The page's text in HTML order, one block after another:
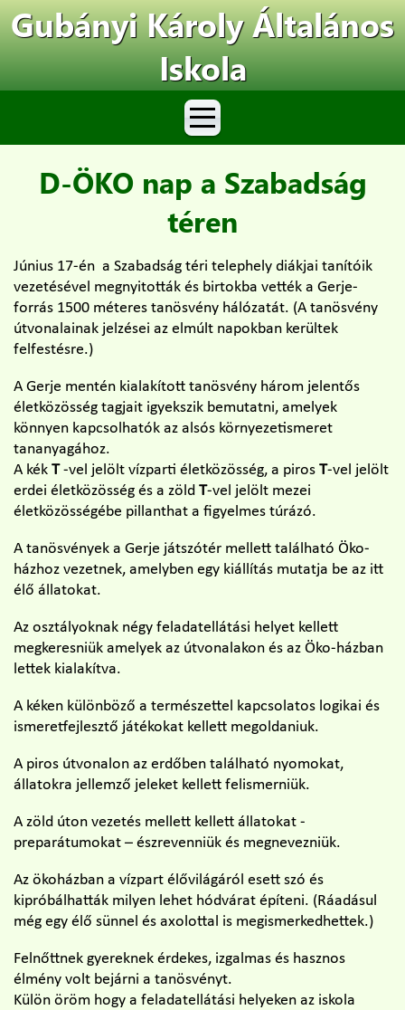
Gubányi Károly Általános
Iskola
D-ÖKO nap a Szabadság
téren
Június 17-én a Szabadság téri telephely diákjai tanítóik
vezetésével megnyitották és birtokba vették a Gerje-
forrás 1500 méteres tanösvény hálózatát. (A tanösvény
útvonalainak jelzései az elmúlt napokban kerültek
felfestésre.)
A Gerje mentén kialakított tanösvény három jelentős
életközösség tagjait igyekszik bemutatni, amelyek
könnyen kapcsolhatók az alsós környezetismeret
tananyagához.
A kék T-vel jelölt vízparti életközösség, a piros T-vel jelölt
erdei életközösség és a zöld T-vel jelölt mezei
életközösségébe pillanthat a figyelmes túrázó.
A tanösvények a Gerje játszótér mellett található Öko-
házhoz vezetnek, amelyben egy kiállítás mutatja be az itt
élő állatokat.
Az osztályoknak négy feladatellátási helyet kellett
megkeresniük amelyek az útvonalakon és az Öko-házban
lettek kialakítva.
A kéken különböző a természettel kapcsolatos logikai és
ismeretfejlesztő játékokat kellett megoldaniuk.
A piros útvonalon az erdőben található nyomokat,
állatokra jellemző jeleket kellett felismerniük.
A zöld úton vezetés mellett kellett állatokat -
preparátumokat – észrevenniük és megnevezniük.
Az ökoházban a vízpart élővilágáról esett szó és
kipróbálhatták milyen lehet hódvárat építeni. (Ráadásul
még egy élő sünnel és axolottal is megismerkedhettek.)
Felnőttnek gyereknek érdekes, izgalmas és hasznos
élmény volt bejárni a tanösvényt.
Külön öröm hogy a feladatellátási helyeken az iskola